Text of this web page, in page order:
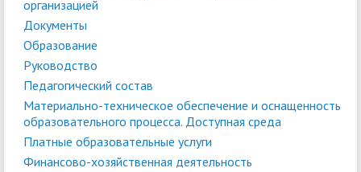
организацией
Документы
Образование
Руководство
Педагогический состав
Материально-техническое обеспечение и оснащенность
образовательного процесса. Доступная среда
Платные образовательные услуги
Финансово-хозяйственная деятельность